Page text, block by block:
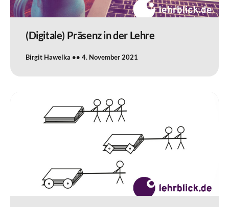
(Digitale) Präsenz in der Lehre
Birgit Hawelka 4. November 2021